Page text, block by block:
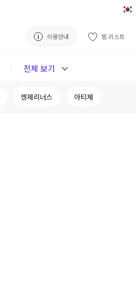
이용안내 찜 리스트
전체 보기
엔제리너스 아티제